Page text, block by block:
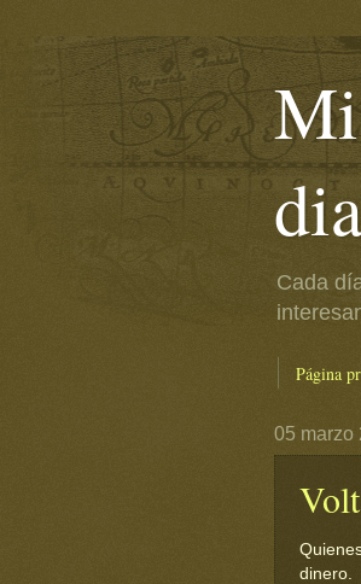
Cada
Página
05 marzo
dinero.